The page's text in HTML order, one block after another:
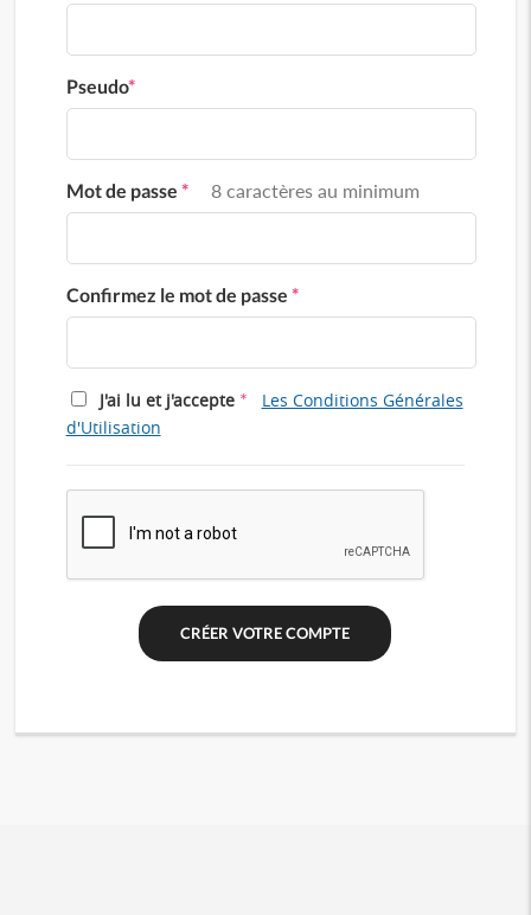
Pseudo*
Mot de passe * 8 caractères au minimum
Confirmez le mot de passe *
J'ai lu et j'accepte *
Les Conditions Générales
d'Utilisation